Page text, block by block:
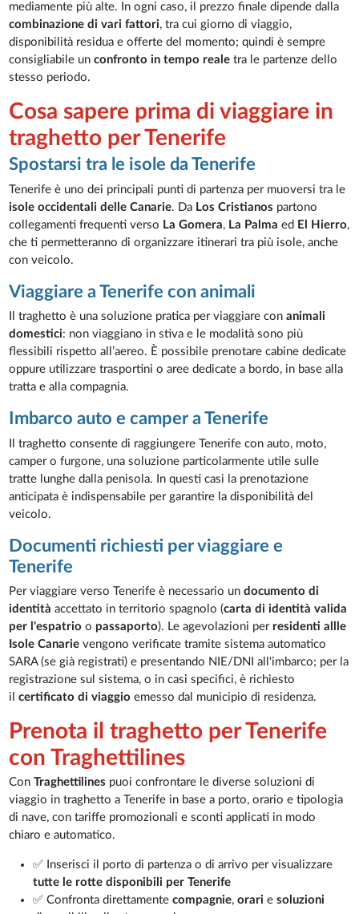
mediamente più alte. In ogni caso, il prezzo finale dipende dalla
combinazione di vari fattori, tra cui giorno di viaggio,
disponibilità residua e offerte del momento; quindi è sempre
consigliabile unconfronto in tempo reale tra le partenze dello
stesso periodo.
Cosa sapere prima di viaggiare in
traghetto per Tenerife
Spostarsi tra le isole da Tenerife
Tenerife è uno dei principali punti di partenza per muoversi tra le
isole occidentali delle Canarie. Da Los Cristianos partono
collegamenti frequenti verso La Gomera, La Palma ed El Hierro,
che ti permetteranno di organizzare itinerari tra più isole, anche
con veicolo.
Viaggiare a Tenerife con animali
Il traghetto è una soluzione pratica per viaggiare conanimali
domestici: non viaggiano in stiva e le modalità sono più
flessibili rispetto all’aereo. È possibile prenotare cabine dedicate
oppure utilizzare trasportini o aree dedicate a bordo, in base alla
tratta e alla compagnia.
Imbarco auto e camper a Tenerife
Il traghetto consente di raggiungere Tenerife con auto, moto,
camper o furgone, una soluzione particolarmente utile sulle
tratte lunghe dalla penisola. In questi casi la prenotazione
anticipata è indispensabile per garantire la disponibilità del
veicolo.
Documenti richiesti per viaggiare e
Tenerife
Per viaggiare verso Tenerife è necessario undocumento di
identitàaccettato in territorio spagnolo (carta di identità valida
per l'espatrio o passaporto). Le agevolazioni per residenti allle
Isole Canarie vengono verificate tramite sistema automatico
SARA (se già registrati) e presentando NIE/DNI all'imbarco; per la
registrazione sul sistema, o in casi specifici, è richiesto
ilcertificato di viaggioemesso dal municipio di residenza.
Prenota il traghetto per Tenerife
con Traghettilines
ConTraghettilines puoi confrontare le diverse soluzioni di
viaggio in traghetto a Tenerife in base a porto, orario e tipologia
di nave, con tariffe promozionali e sconti applicati in modo
chiaro e automatico.
✅ Inserisci il porto di partenza o di arrivo per visualizzare
tutte le rotte disponibili per Tenerife
✅ Confronta direttamentecompagnie,orariesoluzioni